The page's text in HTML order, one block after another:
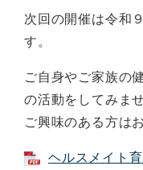
次回の開催は令和
す。
ご自身やご家族の
の活動をしてみま
ご興味のある方は
ヘルスメイト